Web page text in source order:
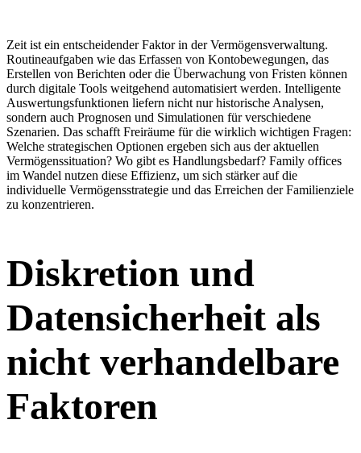
Zeit ist ein entscheidender Faktor in der Vermögensverwaltung.
Routineaufgaben wie das Erfassen von Kontobewegungen, das
Erstellen von Berichten oder die Überwachung von Fristen können
durch digitale Tools weitgehend automatisiert werden. Intelligente
Auswertungsfunktionen liefern nicht nur historische Analysen,
sondern auch Prognosen und Simulationen für verschiedene
Szenarien. Das schafft Freiräume für die wirklich wichtigen Fragen:
Welche strategischen Optionen ergeben sich aus der aktuellen
Vermögenssituation? Wo gibt es Handlungsbedarf? Family offices
im Wandel nutzen diese Effizienz, um sich stärker auf die
individuelle Vermögensstrategie und das Erreichen der Familienziele
zu konzentrieren.
Diskretion und
Datensicherheit als
nicht verhandelbare
Faktoren